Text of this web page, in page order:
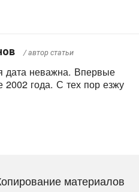
/ автор статьи
дата неважна. Впервые
2002 года. С тех пор езжу
материалов